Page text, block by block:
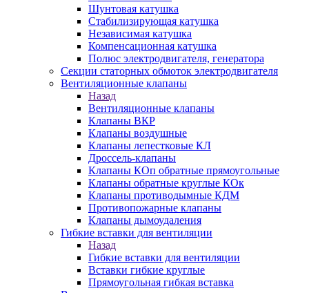
Шунтовая катушка
Стабилизирующая катушка
Независимая катушка
Компенсационная катушка
Полюс электродвигателя, генератора
Секции статорных обмоток электродвигателя
Вентиляционные клапаны
Назад
Вентиляционные клапаны
Клапаны ВКР
Клапаны воздушные
Клапаны лепестковые КЛ
Дроссель-клапаны
Клапаны КОп обратные прямоугольные
Клапаны обратные круглые КОк
Клапаны противодымные КДМ
Противопожарные клапаны
Клапаны дымоудаления
Гибкие вставки для вентиляции
Назад
Гибкие вставки для вентиляции
Вставки гибкие круглые
Прямоугольная гибкая вставка